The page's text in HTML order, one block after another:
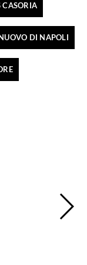
CASORIA
DI NAPOLI